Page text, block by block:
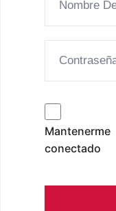
Mantenerme
conectado